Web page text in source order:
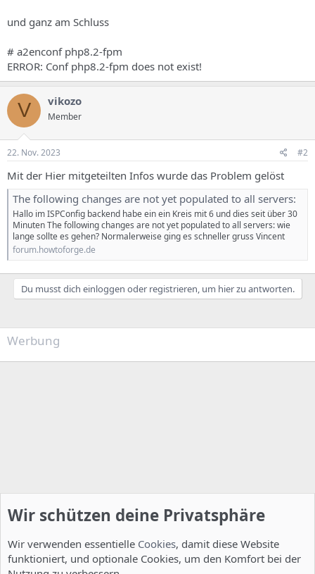
und ganz am Schluss
# a2enconf php8.2-fpm
ERROR: Conf php8.2-fpm does not exist!
V vikozo
Member
22. Nov. 2023 #2
Mit der Hier mitgeteilten Infos wurde das Problem gelöst
The following changes are not yet populated to all servers:
Hallo im ISPConfig backend habe ein ein Kreis mit 6 und dies seit über 30
Minuten The following changes are not yet populated to all servers: wie
lange sollte es gehen? Normalerweise ging es schneller gruss Vincent
forum.howtoforge.de
Du musst dich einloggen oder registrieren, um hier zu antworten.
Werbung
Wir schützen deine Privatsphäre
Wir verwenden essentielle Cookies, damit diese Website
funktioniert, und optionale Cookies, um den Komfort bei der